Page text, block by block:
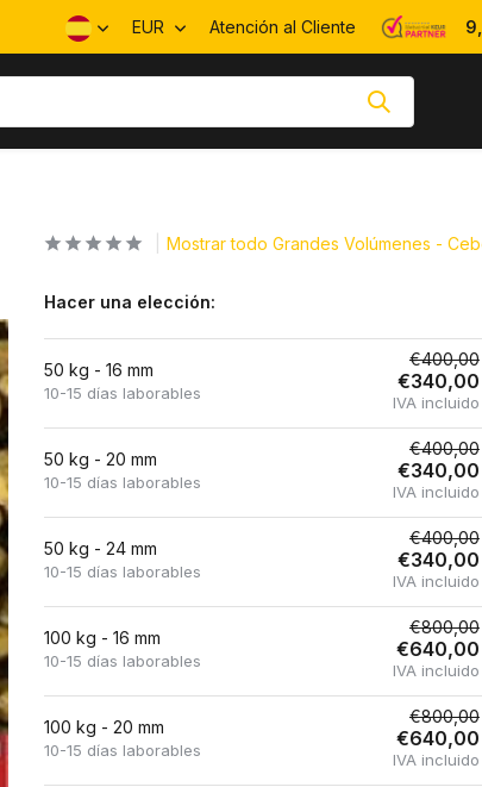
EUR Atención al Cliente
cuenta
Mostrar todo Grandes Volúmenes -
Hacer una elección:
50 kg - 16 mm
10-15 días laborables
€400,00
€340,00
IVA incluido
50 kg - 20 mm
10-15 días laborables
€400,00
€340,00
IVA incluido
50 kg - 24 mm
10-15 días laborables
€400,00
€340,00
IVA incluido
100 kg - 16 mm
10-15 días laborables
€800,00
€640,00
IVA incluido
100 kg - 20 mm
10-15 días laborables
€800,00
€640,00
IVA incluido